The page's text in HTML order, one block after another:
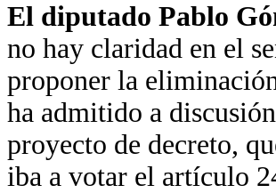
El diputado Pablo
no hay claridad en el
proponer la
ha admitido a
proyecto de decreto,
iba a votar el artículo